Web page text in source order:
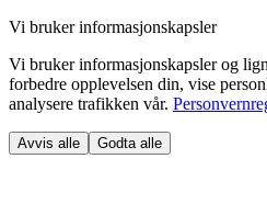
Vi bruker informasjonskapsler
Vi bruker informasjonskapsler og
forbedre opplevelsen din, vise
analysere trafikken vår.
Avvis alle Godta alle